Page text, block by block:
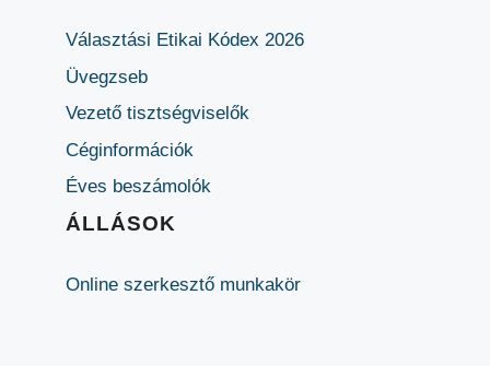
Választási Etikai Kódex 2026
Üvegzseb
Vezető tisztségviselők
Céginformációk
Éves beszámolók
ÁLLÁSOK
Online szerkesztő munkakör